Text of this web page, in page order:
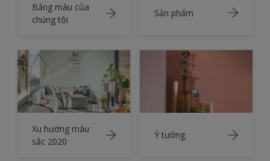
Bảng màu của
chúng tôi
Sản phẩm
Xu hướng màu
sắc 2020
Ý tưởng